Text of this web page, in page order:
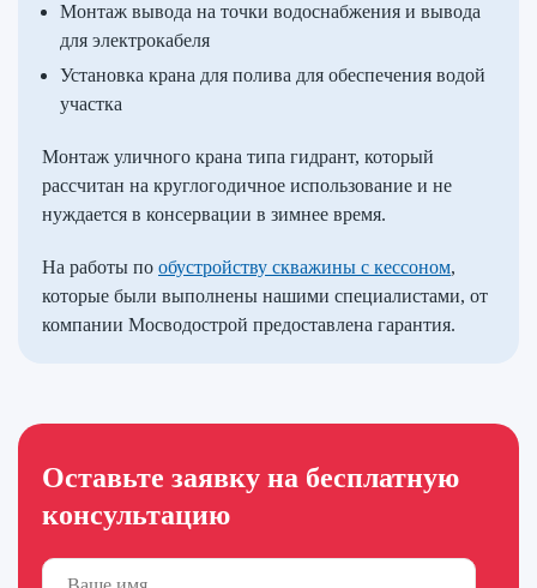
Монтаж вывода на точки водоснабжения и вывода
для электрокабеля
Установка крана для полива для обеспечения водой
участка
Монтаж уличного крана типа гидрант, который
рассчитан на круглогодичное использование и не
нуждается в консервации в зимнее время.
На работы по обустройству скважины с кессоном,
которые были выполнены нашими специалистами, от
компании Мосводострой предоставлена гарантия.
Оставьте заявку на бесплатную
консультацию